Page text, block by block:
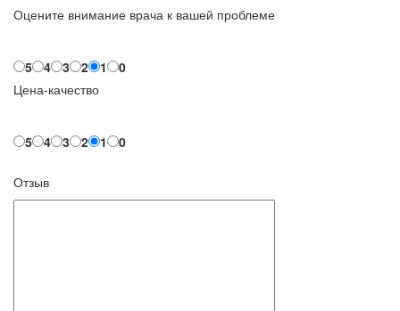
Оцените внимание врача к вашей проблеме
5 4 3 2 1
0
Цена-качество
5 4 3 2 1 0
Отзыв